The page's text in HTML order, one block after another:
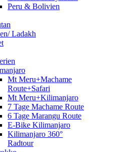
Peru & Bolivien
Ladakh
Mt Meru+Machame
Route+Safari
Mt Meru+Kilimanjaro
7 Tage Machame Route
6 Tage Marangu Route
E-Bike Kilimanjaro
Kilimanjaro 360°
Radtour